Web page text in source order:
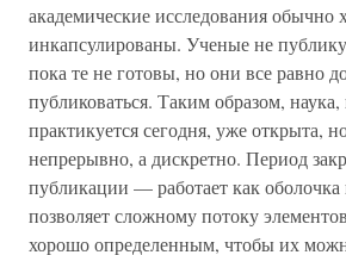
академические исследования обычно
инкапсулированы. Ученые не
пока те не готовы, но они все равно
публиковаться. Таким образом, наука,
практикуется сегодня, уже открыта,
непрерывно, а дискретно. Период
публикации — работает как
позволяет сложному потоку
хорошо определенным, чтобы их